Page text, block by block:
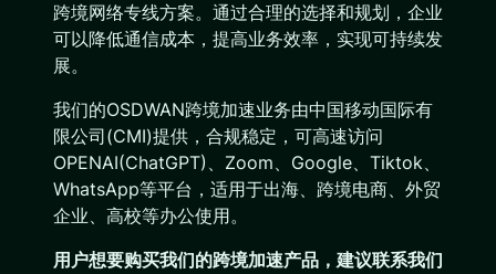
跨境网络专线方案。通过合理的选择和规划，企业
可以降低通信成本，提高业务效率，实现可持续发
展。
我们的OSDWAN跨境加速业务由中国移动国际有
限公司(CMI)提供，合规稳定，可高速访问
OPENAI(ChatGPT)、Zoom、Google、Tiktok、
WhatsApp等平台，适用于出海、跨境电商、外贸
企业、高校等办公使用。
用户想要购买我们的跨境加速产品 ，建议联系我们